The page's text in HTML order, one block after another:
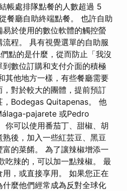
帳處排隊點餐的人數超過 5
餐廳自助終端點餐。 也許自助
於使用的數位軟體的觸控螢
程。 具有視覺選單的自助服
點的是什麼，從而防止「我沒
數位訂購和支付介面的積極
其他地方一樣，有些餐廳需要
對於較大的團體，提前預訂
，Bodegas Quitapenas。 他
pajarete 或Pedro
你可以使用番茄丁、甜椒、胡
後，加入一些紅芸豆、黑豆
的菜餚。 為了讓辣椒增添一
吃辣的，可以加一點辣椒。 最
，或直接享用。 如果您正在
麼他們經常成為反對全球化